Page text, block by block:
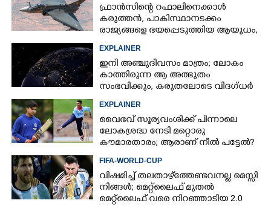
ഫ്രാൻസിന്റെ റഫാലിനെക്കാൾ
കരുത്തൻ,​ പാകിസ്ഥാനടക്കം
രാജ്യങ്ങളെ ഭയപ്പെടുത്തിയ ആയുധം,​
EXPLAINER
ഇനി അഞ്ചുദിവസം മാത്രം; ലോകം
കാത്തിരുന്ന ആ അത്ഭുതം
സംഭവിക്കും, കരുതലോടെ വിദഗ്ധർ
EXPLAINER
വൈഭവ് സൂര്യവംശിക്ക് പിന്നാലെ
ലോകശ്രദ്ധ നേടി മറ്റൊരു
കൗമാരതാരം; ആരാണ് നീൽ പട്ടേൽ?
FIFA-WORLD-CUP
വിഷമിച്ച് തലതാഴ്‌ത്തേണ്ടവനല്ല മെസ്സി
നിങ്ങള്‍; മെറ്റ്‌ലൈഫ് മുതല്‍
മെറ്റ്‌ലൈഫ് വരെ നിറഞ്ഞാടിയ 2.0
Copy Link